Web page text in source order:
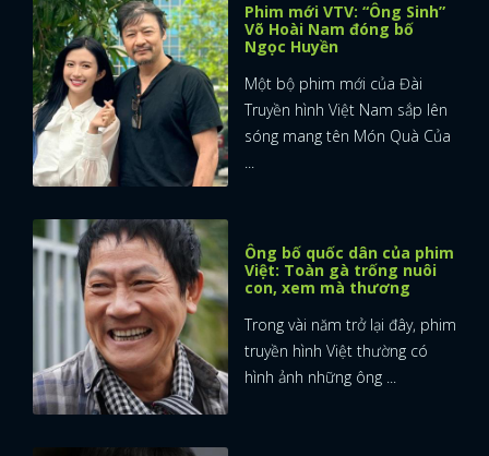
Phim mới VTV: “Ông Sinh”
Võ Hoài Nam đóng bố
Ngọc Huyền
Một bộ phim mới của Đài
Truyền hình Việt Nam sắp lên
sóng mang tên Món Quà Của
...
Ông bố quốc dân của phim
Việt: Toàn gà trống nuôi
con, xem mà thương
Trong vài năm trở lại đây, phim
truyền hình Việt thường có
hình ảnh những ông ...